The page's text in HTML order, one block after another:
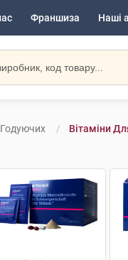
Франшиза Наші
Годуючих Вітаміни